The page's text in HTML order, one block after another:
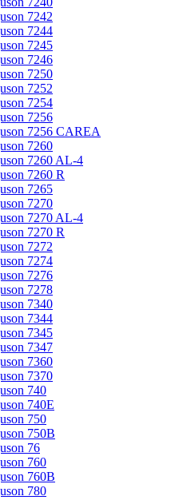
7242
7244
7245
7246
7250
7252
7254
7256
7256 CAREA
7260
7260 AL-4
7260 R
7265
7270
7270 AL-4
7270 R
7272
7274
7276
7278
7340
7344
7345
7347
7360
7370
740
740E
750
750B
76
760
760B
780